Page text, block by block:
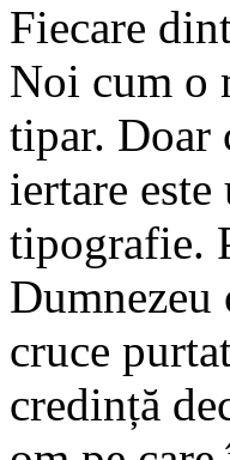
Fiecare
Noi cum o
tipar. Doar
iertare
tipografie.
Dumnezeu
cruce
credință